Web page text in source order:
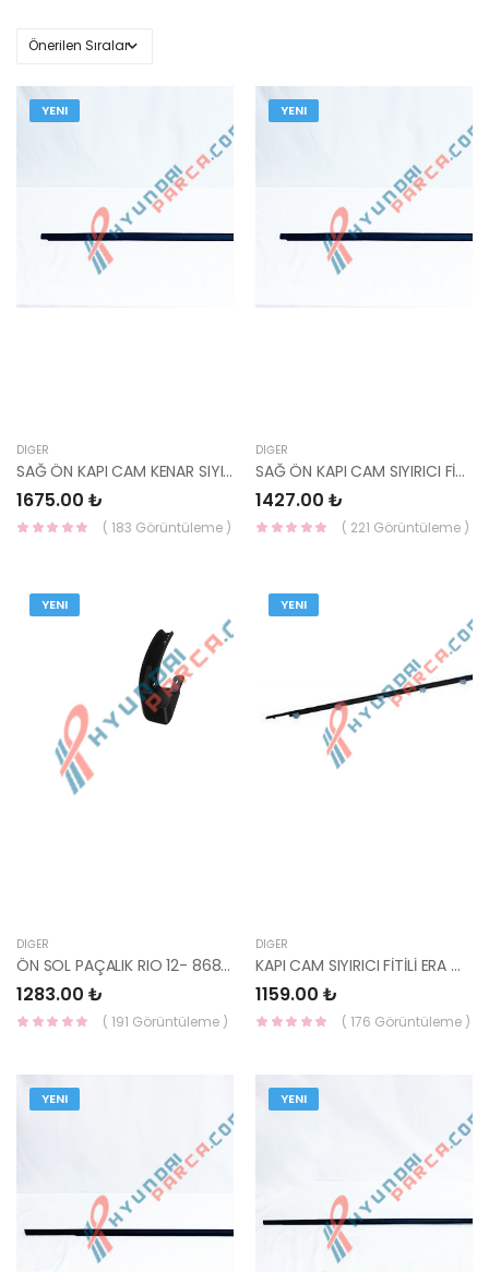
YENI
DIĞER
SAĞ ÖN KAPI CAM KENAR SIYIRICI FİTİLİ ELANTRA 82220-2D000-HMC
1675.00 ₺
( 183 Görüntüleme )
YENI
DIĞER
SAĞ ÖN KAPI CAM SIYIRICI FİTİLİ ELANTRA 82220-2D000-YS
1427.00 ₺
( 221 Görüntüleme )
YENI
DIĞER
ÖN SOL PAÇALIK RIO 12- 86833-1W200-HMC
1283.00 ₺
( 191 Görüntüleme )
YENI
DIĞER
KAPI CAM SIYIRICI FİTİLİ ERA ÖN SAĞ 82220-1E000-HMC
1159.00 ₺
( 176 Görüntüleme )
YENI YENI